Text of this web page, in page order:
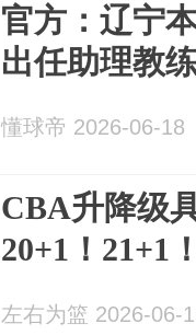
官方：辽宁
出任助理教
懂球帝 2026-06-18
CBA升降级
20+1！21+1
左右为篮 2026-06-